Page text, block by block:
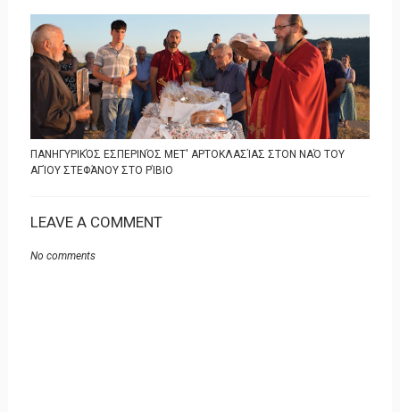
ΠΑΝΗΓΥΡΙΚΌΣ ΕΣΠΕΡΙΝΌΣ ΜΕΤ' ΑΡΤΟΚΛΑΣΊΑΣ ΣΤΟΝ ΝΑΌ ΤΟΥ
ΑΓΊΟΥ ΣΤΕΦΆΝΟΥ ΣΤΟ ΡΊΒΙΟ
LEAVE A COMMENT
No comments